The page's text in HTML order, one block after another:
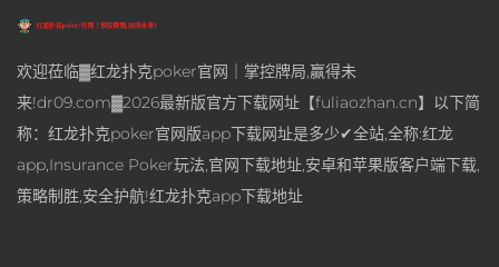
欢迎莅临▓红龙扑克poker官网｜掌控牌局,赢得未
来!dr09.com▓2026最新版官方下载网址【fuliaozhan.cn】以下简
称：红龙扑克poker官网版app下载网址是多少✔全站,全称:红龙
app,Insurance Poker玩法,官网下载地址,安卓和苹果版客户端下载,
策略制胜,安全护航!红龙扑克app下载地址